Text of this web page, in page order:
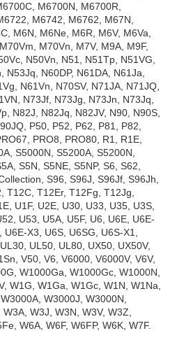
M6700N, M6700R,
M6742, M6762, M67N,
M6N, M6Ne, M6R, M6V, M6Va,
M70Vn, M7V, M9A, M9F,
N50Vn, N51, N51Tp, N51VG,
N53Jq, N60DP, N61DA, N61Ja,
N61Vn, N70SV, N71JA, N71JQ,
N73Jf, N73Jg, N73Jn, N73Jq,
N82J, N82Jq, N82JV, N90, N90S,
P50, P52, P62, P81, P82,
PRO8, PRO80, R1, R1E,
S5000N, S5200A, S5200N,
S5N, S5NE, S5NP, S6, S62,
S96, S96J, S96Jf, S96Jh,
T12C, T12Er, T12Fg, T12Jg,
U1F, U2E, U30, U33, U35, U3S,
U53, U5A, U5F, U6, U6E, U6E-
X3, U6S, U6SG, U6S-X1,
UL50, UL80, UX50, UX50V,
V50, V6, V6000, V6000V, V6V,
W1000Ga, W1000Gc, W1000N,
W1G, W1Ga, W1Gc, W1N, W1Na,
W3000J, W3000N,
W3J, W3N, W3V, W3Z,
W6A, W6F, W6FP, W6K, W7F.